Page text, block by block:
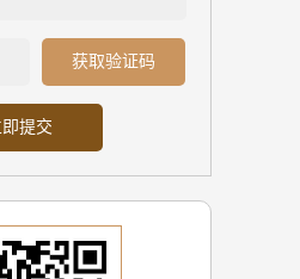
获取验证码